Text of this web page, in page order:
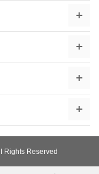
Rights Reserved